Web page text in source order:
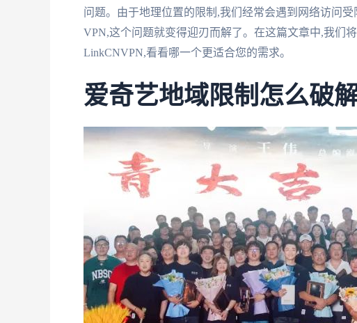
问题。由于地理位置的限制,我们经常会遇到网络访问
VPN,这个问题就变得迎刃而解了。在这篇文章中,我们
LinkCNVPN,看看哪一个更适合您的需求。
爱奇艺地域限制怎么破